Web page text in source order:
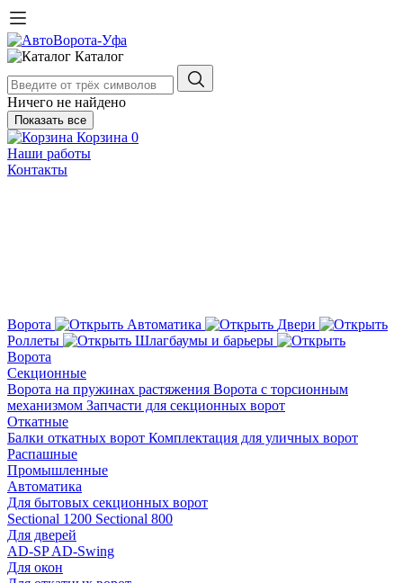
Каталог
Ничего не найдено
Показать все
Корзина 0
Наши работы
Контакты
Ворота Автоматика
Двери
Роллеты
Шлагбаумы и барьеры
Ворота
Секционные
Ворота на пружинах растяжения Ворота с торсионным
механизмом Запчасти для секционных ворот
Откатные
Балки откатных ворот Комплектация для уличных ворот
Распашные
Промышленные
Автоматика
Для бытовых секционных ворот
Sectional 1200 Sectional 800
Для дверей
AD-SPAD-Swing
Для окон